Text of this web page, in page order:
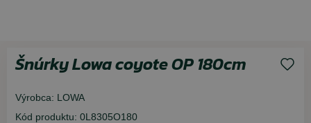
Šnúrky Lowa coyote OP 180cm
Výrobca: LOWA
Kód produktu: 0L8305O180